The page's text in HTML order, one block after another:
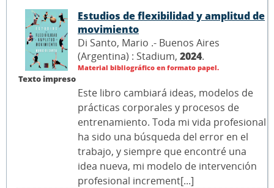
Texto impreso
Estudios de flexibilidad y amplitud de
movimiento
Di Santo, Mario .- Buenos Aires
(Argentina) : Stadium, 2024.
Material bibliográfico en formato papel.
Este libro cambiará ideas, modelos de
prácticas corporales y procesos de
entrenamiento. Toda mi vida profesional
ha sido una búsqueda del error en el
trabajo, y siempre que encontré una
idea nueva, mi modelo de intervención
profesional increment[...]